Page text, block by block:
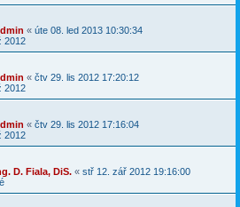
« úte 08. led 2013 10:30:34
2012
« čtv 29. lis 2012 17:20:12
2012
« čtv 29. lis 2012 17:16:04
2012
D. Fiala, DiS. « stř 12. zář 2012 19:16:00